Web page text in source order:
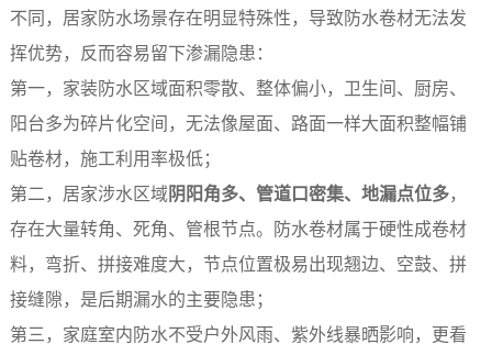
不同，居家防水场景存在明显特殊性，导致防水卷材无法发
挥优势，反而容易留下渗漏隐患：
第一，家装防水区域面积零散、整体偏小，卫生间、厨房、
阳台多为碎片化空间，无法像屋面、路面一样大面积整幅铺
贴卷材，施工利用率极低；
第二，居家涉水区域阴阳角多、管道口密集、地漏点位多，
存在大量转角、死角、管根节点。防水卷材属于硬性成卷材
料，弯折、拼接难度大，节点位置极易出现翘边、空鼓、拼
接缝隙，是后期漏水的主要隐患；
第三，家庭室内防水不受户外风雨、紫外线暴晒影响，更看